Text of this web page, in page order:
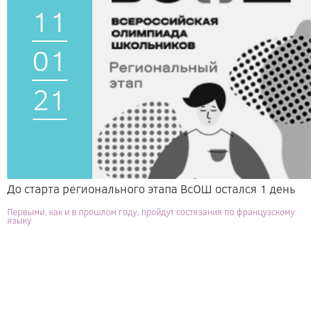
11
01
21
До старта регионального этапа ВсОШ остался 1 день
Первыми, как и в прошлом году, пройдут состязания по французскому
языку